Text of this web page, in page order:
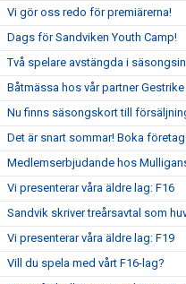
Vi gör oss redo för premiärerna!
Dags för Sandviken Youth Camp!
Två spelare avstängda i
Båtmässa hos vår partner
Nu finns säsongskort till
Det är snart sommar! Boka
Medlemserbjudande hos
Vi presenterar våra äldre lag: F16
Sandvik skriver treårsavtal som
Vi presenterar våra äldre lag: F19
Vill du spela med vårt F16-lag?